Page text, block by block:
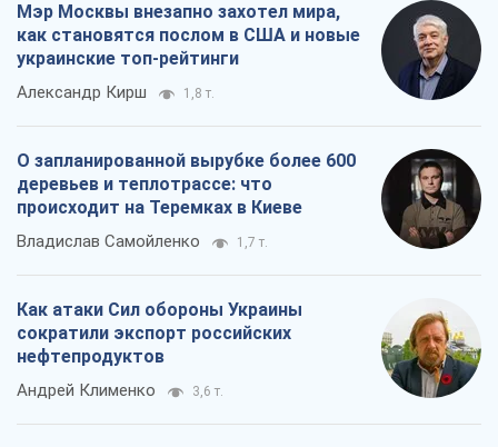
Мэр Москвы внезапно захотел мира,
как становятся послом в США и новые
украинские топ-рейтинги
Александр Кирш 1,8 т.
О запланированной вырубке более 600
деревьев и теплотрассе: что
происходит на Теремках в Киеве
Владислав Самойленко 1,7 т.
Как атаки Сил обороны Украины
сократили экспорт российских
нефтепродуктов
Андрей Клименко 3,6 т.